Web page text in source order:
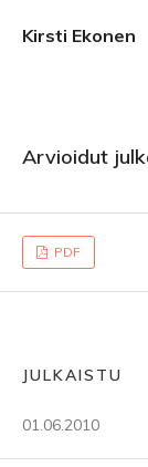
Kirsti Ekonen
Arvioidut
PDF
JULKAISTU
01.06.2010